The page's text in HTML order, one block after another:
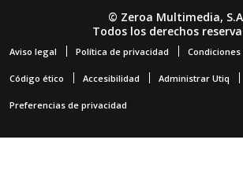
© Zeroa Multimedia,
Todos los derechos
Aviso legal Política de privacidad Condiciones
Código ético Accesibilidad Administrar Utiq
Preferencias de privacidad